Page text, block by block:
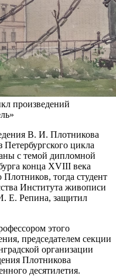
произведений
В. И. Плотникова
цикла
с темой дипломной
конца XVIII века
тогда студент
Института живописи
Е. Репина, защитил
этого
председателем секции
организации
Плотникова
десятилетия.